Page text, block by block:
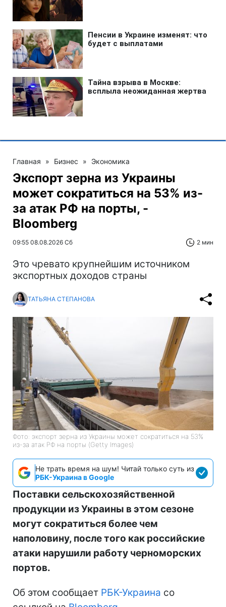
Главная » Бизнес » Экономика
Экспорт зерна из Украины
может сократиться на 53% из-
за атак РФ на порты, -
Bloomberg
09:55 08.08.2026 Сб 2 мин
Это чревато крупнейшим источником
экспортных доходов страны
ТАТЬЯНА СТЕПАНОВА
Фото: экспорт зерна из Украины может сократиться на 53%
из-за атак РФ на порты (Getty Images)
Не трать время на шум! Читай только суть из
РБК-Украина в Google
Поставки сельскохозяйственной
продукции из Украины в этом сезоне
могут сократиться более чем
наполовину, после того как российские
атаки нарушили работу черноморских
портов.
Об этом сообщает РБК-Украина со